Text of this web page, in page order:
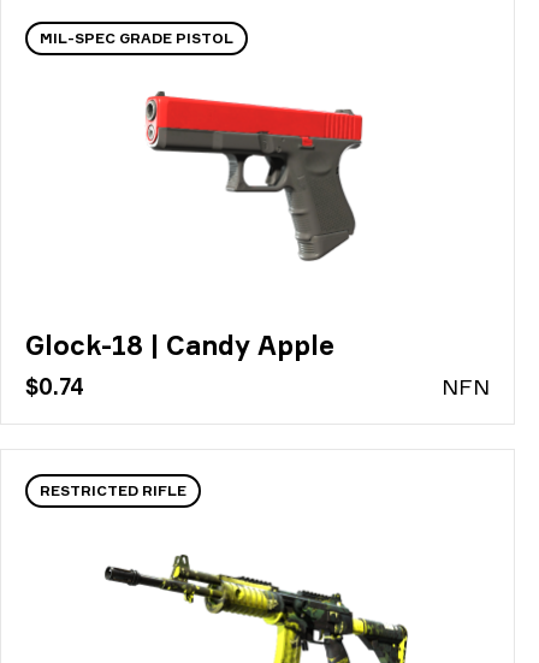
MIL-SPEC GRADE PISTOL
Glock-18 | Candy Apple
$0.74 NFN
RESTRICTED RIFLE